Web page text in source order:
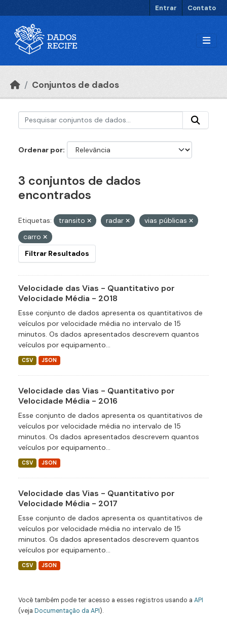
Entrar Contato
Conjuntos de dados
Ordenar por
3 conjuntos de dados
encontrados
Etiquetas: transito radar
vias públicas
carro
Filtrar Resultados
Velocidade das Vias - Quantitativo por
Velocidade Média - 2018
Esse conjunto de dados apresenta os quantitativos de
veículos por velocidade média no intervalo de 15
minutos. Os dados apresentados descrevem quantos
veículos por equipamento...
CSV JSON
Velocidade das Vias - Quantitativo por
Velocidade Média - 2016
Esse conjunto de dados apresenta os quantitativos de
veículos por velocidade média no intervalo de 15
minutos. Os dados apresentados descrevem quantos
veículos por equipamento...
CSV JSON
Velocidade das Vias - Quantitativo por
Velocidade Média - 2017
Esse conjunto de dados apresenta os quantitativos de
veículos por velocidade média no intervalo de 15
minutos. Os dados apresentados descrevem quantos
veículos por equipamento...
CSV JSON
Você também pode ter acesso a esses registros usando a API
(veja Documentação da API).